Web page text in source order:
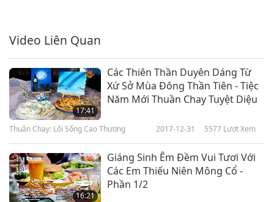
Video Liên Quan
17:41
Các Thiên Thần Duyên Dáng Từ
Xứ Sở Mùa Đông Thần Tiên - Tiệc
Năm Mới Thuần Chay Tuyệt Diệu
Thuần Chay: Lối Sống Cao Thượng 2017-12-31 5577 Lượt Xem
16:21
Giáng Sinh Êm Đềm Vui Tươi Với
Các Em Thiếu Niên Mông Cổ -
Phần 1/2